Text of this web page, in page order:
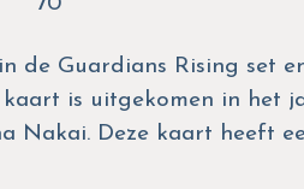
de Guardians Rising set
is uitgekomen in het
Nakai. Deze kaart heeft